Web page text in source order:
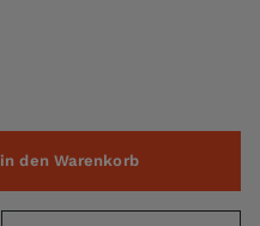
in den Warenkorb